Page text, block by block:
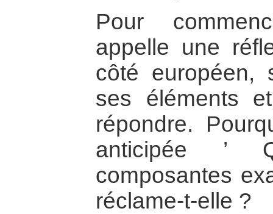
Pour
appelle une
côté européen,
ses éléments
répondre.
anticipée ’
composantes
réclame-t-elle ?